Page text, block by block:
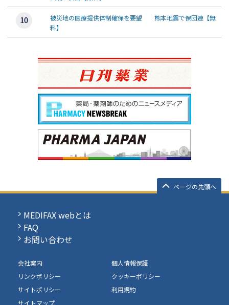
被災地の医療提供体制確保を要望 熊本地震で保団連【無
料】
ページの先頭へ
MEDIFAX webとは
FAQ
お問い合わせ
会社案内
個人情報保護
リンクポリシー
クッキーポリシー
サイトポリシー
利用規約
サイトマップ